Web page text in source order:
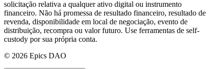
solicitação relativa a qualquer ativo digital ou instrumento
financeiro. Não há promessa de resultado financeiro, resultado de
revenda, disponibilidade em local de negociação, evento de
distribuição, recompra ou valor futuro. Use ferramentas de self-
custody por sua própria conta.
© 2026 Epics DAO